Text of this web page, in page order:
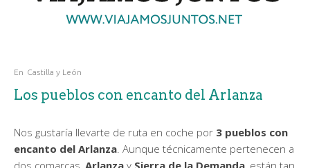
En Castilla y León
Los pueblos con encanto del Arlanza
Nos gustaría llevarte de ruta en coche por 3 pueblos con
encanto del Arlanza. Aunque técnicamente pertenecen a
dos comarcas, Arlanza y Sierra de la Demanda, están tan